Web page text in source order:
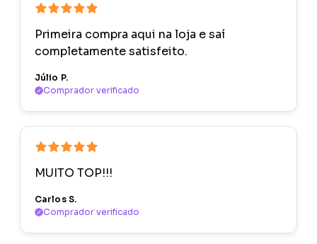
Primeira compra aqui na loja e saí
completamente satisfeito.
Júlio P.
Comprador verificado
MUITO TOP!!!
Carlos S.
Comprador verificado